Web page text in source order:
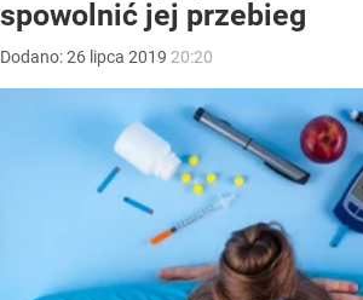
spowolnić jej przebieg
Dodano:26 lipca 2019 20:20